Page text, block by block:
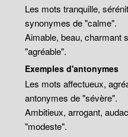
Les mots tranquille,
synonymes de "calme".
Aimable, beau, charmant
"agréable".
Exemples d'antonymes
Les mots affectueux,
antonymes de "sévère".
Ambitieux, arrogant,
"modeste".